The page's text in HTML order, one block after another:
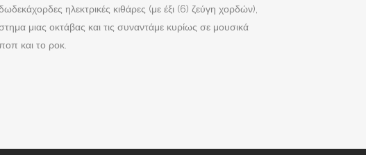
ηλεκτρικές κιθάρες (με έξι (6) ζεύγη χορδών),
μιας οκτάβας και τις συναντάμε κυρίως σε μουσικά
και το ροκ.